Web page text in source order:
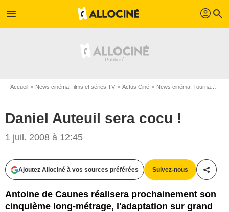
menu profil search
Accueil News cinéma, films et séries TV Actus Ciné News cinéma: Tournages
Daniel Auteuil sera cocu !
1 juil. 2008 à 12:45
Ajoutez Allociné à vos sources préférées Suivez-nous
Antoine de Caunes réalisera prochainement son
cinquième long-métrage, l'adaptation sur grand